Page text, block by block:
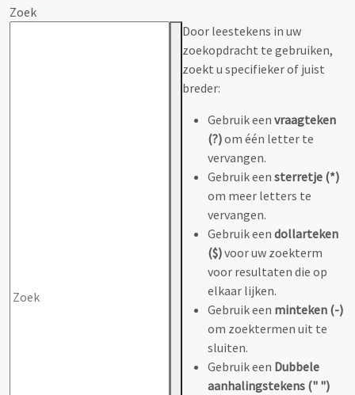
Zoek
Door leestekens in uw
zoekopdracht te gebruiken,
zoekt u specifieker of juist
breder:
Gebruik een vraagteken
(?)om één letter te
vervangen.
Gebruik een sterretje (*)
om meer letters te
vervangen.
Gebruik een dollarteken
($)voor uw zoekterm
voor resultaten die op
elkaar lijken.
Gebruik een minteken (-)
om zoektermen uit te
sluiten.
Gebruik een Dubbele
aanhalingstekens (" ")